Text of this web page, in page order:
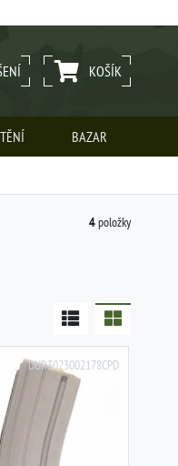
KOŠÍK
BAZAR
4položky
DUR3023002178CPD